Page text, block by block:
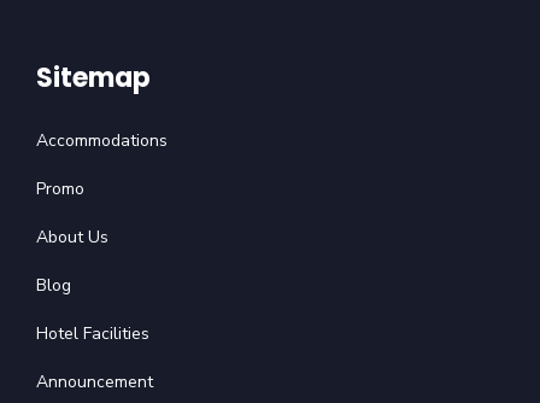
Sitemap
Accommodations
Promo
About Us
Blog
Hotel Facilities
Announcement